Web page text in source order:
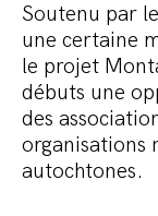
Soutenu par
une certaine
le projet
débuts une
des
organisations
autochtones.